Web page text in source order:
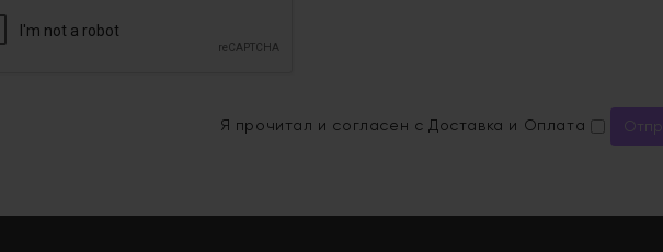
Я прочитал и согласен сДоставка и Оплата